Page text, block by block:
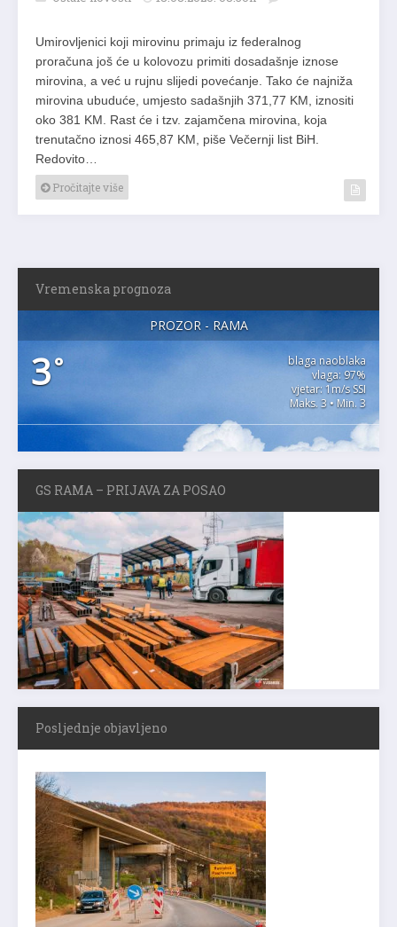
Umirovljenici koji mirovinu primaju iz federalnog
proračuna još će u kolovozu primiti dosadašnje iznose
mirovina, a već u rujnu slijedi povećanje. Tako će najniža
mirovina ubuduće, umjesto sadašnjih 371,77 KM, iznositi
oko 381 KM. Rast će i tzv. zajamčena mirovina, koja
trenutačno iznosi 465,87 KM, piše Večernji list BiH.
Redovito…
Pročitajte više
Vremenska prognoza
PROZOR - RAMA
3°
blaga naoblaka
vlaga: 97%
vjetar: 1m/s SSI
Maks. 3 • Min. 3
GS RAMA – PRIJAVA ZA POSAO
Posljednje objavljeno